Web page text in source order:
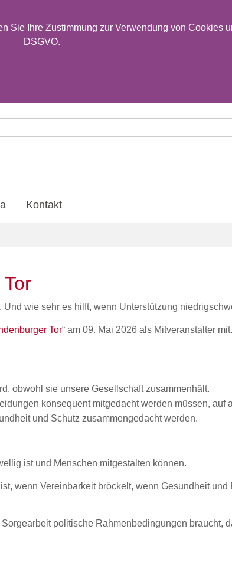
Sie Ihre Zustimmung zur Verwendung von Cookies
DSGVO.
Kontakt
wie sehr es hilft, wenn Unterstützung
Tor“ am 09. Mai 2026 als Mitveranstalter
obwohl sie unsere Gesellschaft zusammenhält.
konsequent mitgedacht werden müssen, auf
und Schutz zusammengedacht werden.
ist und Menschen mitgestalten können.
wenn Vereinbarkeit bröckelt, wenn Gesundheit
politische Rahmenbedingungen braucht,